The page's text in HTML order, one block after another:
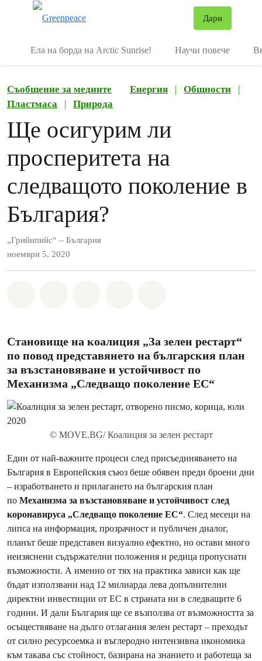
Дари
Ела на борда на Arctic Sunrise! Научи повече
Съобщение за медиите Енергия | Общности
|
Пластмаса
| Природа
Ще осигурим ли
просперитета на
следващото поколение в
България?
„Грийнпийс“ – България
ноември 5, 2020
Становище на коалиция „За зелен рестарт“
по повод представянето на българския план
за възстановяване и устойчивост по
Механизма „Следващо поколение ЕС“
© MOVE.BG/ Коалиция за зелен рестарт
Един от най-важните процеси след присъединяването на
България в Европейския съюз беше обявен преди броени дни
– изработването и прилагането на българския план
по Механизма за възстановяване и устойчивост след
коронавируса „Следващо поколение ЕС“. След месеци на
липса на информация, прозрачност и публичен диалог,
планът беше представен визуално ефектно, но остави много
неизяснени съдържателни положения и редица пропуснати
възможности. А именно от тях на практика зависи как ще
бъдат използвани над 12 милиарда лева допълнителни
директни инвестиции от ЕС в страната ни в следващите 6
години. И дали България ще се възползва от възможността за
осъществяване на дълго отлагания зелен рестарт – преходът
от силно ресурсоемка и въглеродно интензивна икономика
към такава със стойност, базирана на знанието и работеща за